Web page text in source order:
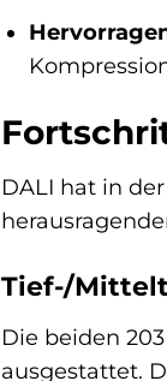
DALI hat in
Tief-/
Die beiden
ausgestattet.